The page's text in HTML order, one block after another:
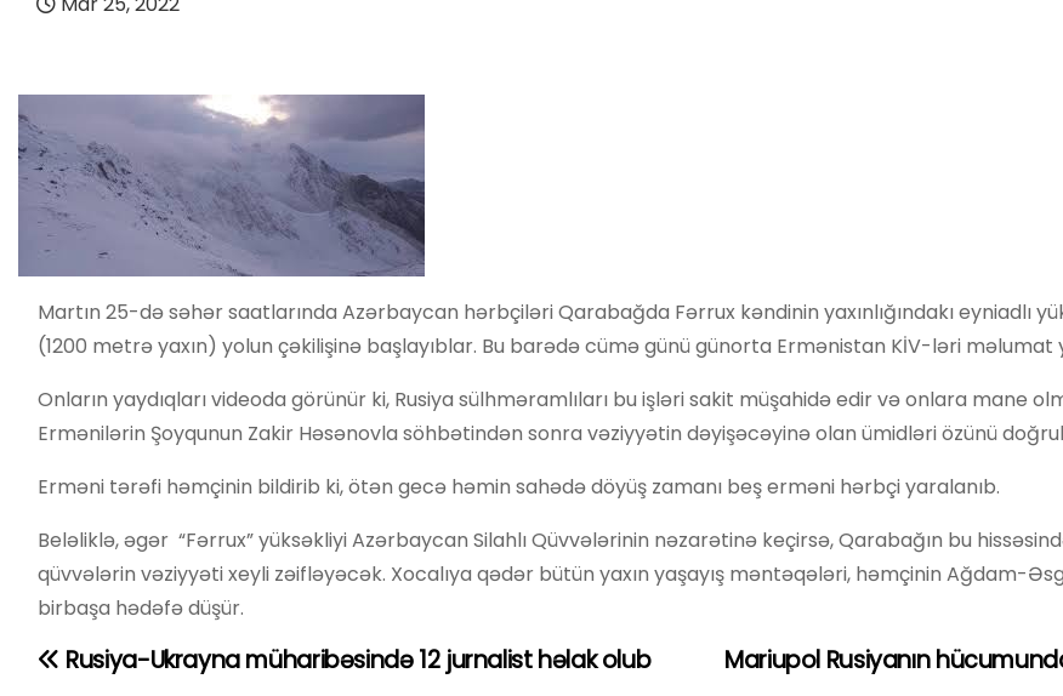
Martın 25-də səhər saatlarında Azərbaycan hərbçiləri Qarabağda Fərrux kəndinin yaxınlığındakı eyniadlı
(1200 metrə yaxın) yolun çəkilişinə başlayıblar. Bu barədə cümə günü günorta Ermənistan KİV-ləri məlumat
Onların yaydıqları videoda görünür ki, Rusiya sülhməramlıları bu işləri sakit müşahidə edir və onlara mane
Ermənilərin Şoyqunun Zakir Həsənovla söhbətindən sonra vəziyyətin dəyişəcəyinə olan ümidləri özünü
Erməni tərəfi həmçinin bildirib ki, ötən gecə həmin sahədə döyüş zamanı beş erməni hərbçi yaralanıb.
Beləliklə, əgər “Fərrux” yüksəkliyi Azərbaycan Silahlı Qüvvələrinin nəzarətinə keçirsə, Qarabağın bu
qüvvələrin vəziyyəti xeyli zəifləyəcək. Xocalıya qədər bütün yaxın yaşayış məntəqələri, həmçinin Ağdam-
birbaşa hədəfə düşür.
Y
Mariupol Rusiyanın
Rusiya-Ukrayna müharibəsində 12 jurnalist həlak olub